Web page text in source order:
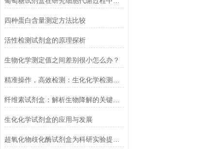
四种蛋白含量测定方法比较
活性检测试剂盒的原理探析
生物化学测定值之间差别很小怎么办？
纤维素试剂盒：解析生物降解的关键利器
生化化学试剂盒的应用与发展